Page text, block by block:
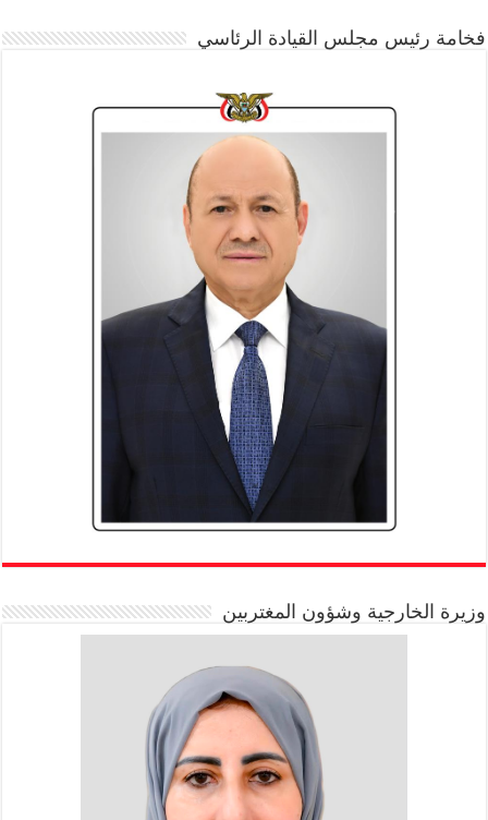
فخامة رئيس مجلس القيادة الرئاسي
وزيرة الخارجية وشؤون المغتربين